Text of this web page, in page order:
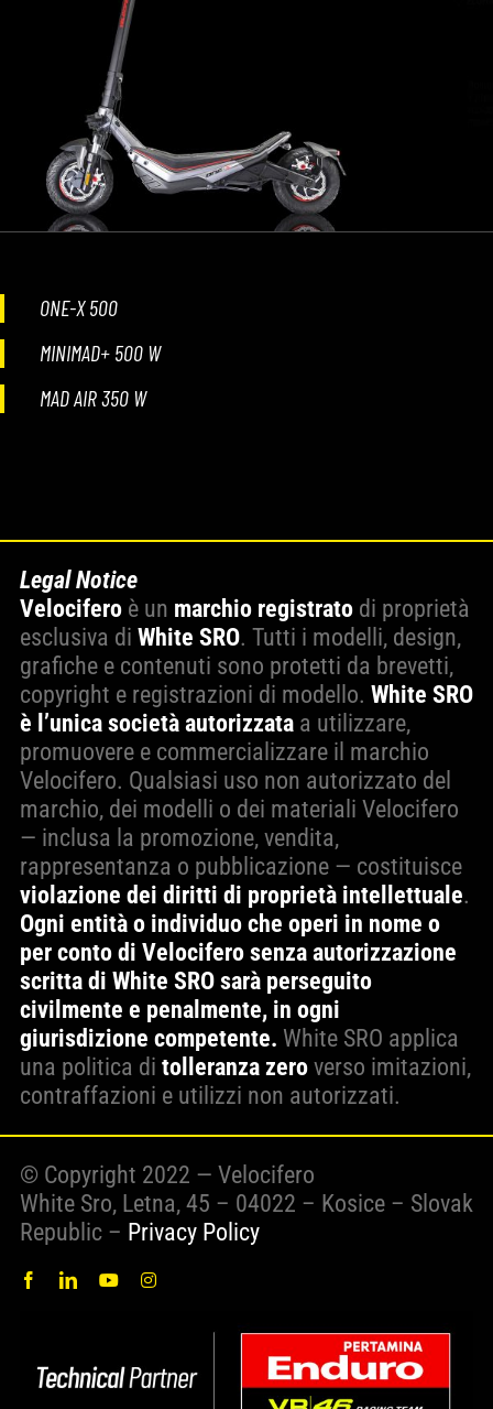
ONE-X 500
MINIMAD+ 500 W
MAD AIR 350 W
Legal Notice
Velocifero è un marchio registrato di proprietà
esclusiva di White SRO. Tutti i modelli, design,
grafiche e contenuti sono protetti da brevetti,
copyright e registrazioni di modello. White SRO
è l’unica società autorizzataa utilizzare,
promuovere e commercializzare il marchio
Velocifero. Qualsiasi uso non autorizzato del
marchio, dei modelli o dei materiali Velocifero
— inclusa la promozione, vendita,
rappresentanza o pubblicazione — costituisce
violazione dei diritti di proprietà intellettuale.
Ogni entità o individuo che operi in nome o
per conto di Velocifero senza autorizzazione
scritta di White SRO sarà perseguito
civilmente e penalmente, in ogni
giurisdizione competente. White SRO applica
una politica di tolleranza zero verso imitazioni,
contraffazioni e utilizzi non autorizzati.
© Copyright 2022 — Velocifero
White Sro, Letna, 45 – 04022 – Kosice – Slovak
Republic – Privacy Policy